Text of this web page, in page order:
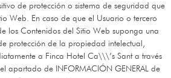
de protección o sistema de seguridad que
Web. En caso de que el Usuario o tercero
los Contenidos del Sitio Web suponga una
protección de la propiedad intelectual,
a Finca Hotel Ca\\\’s Santa través
apartado de INFORMACIÓN GENERAL de